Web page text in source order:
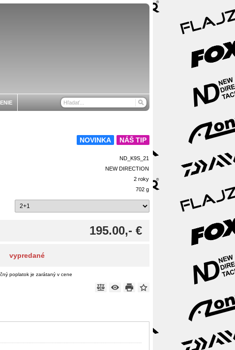
NÁŠ TIP
NOVINKA
ND_K9S_21
NEW DIRECTION
2 roky
702 g
195.00,- €
vypredané
poplatok je zarátaný v cene